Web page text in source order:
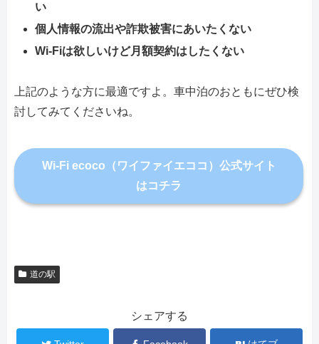
い
個人情報の流出や詐欺被害にあいたくない
Wi-Fiは欲しいけど月額契約はしたくない
上記のような方に最適ですよ。車中泊のおともにぜひ検
討してみてくださいね。
Wi-Fi ecoco（ワイファイエココ）公式サイト
はコチラ
道の駅
シェアする